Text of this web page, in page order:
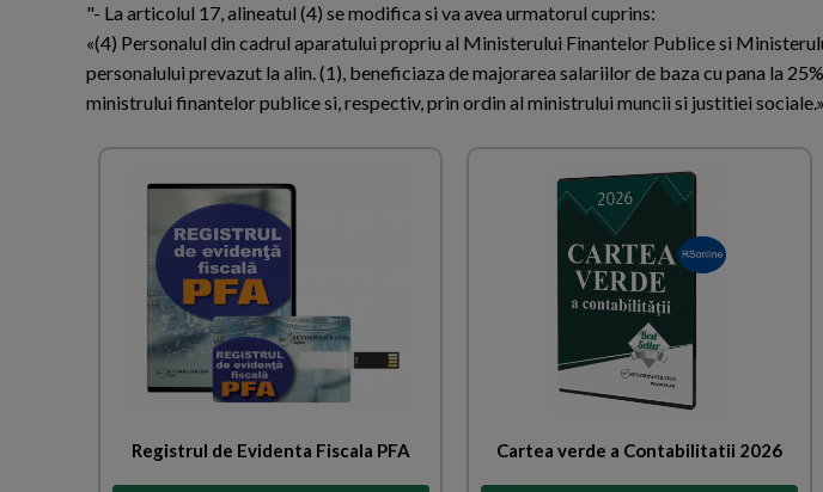
"- La articolul 17, alineatul (4) se modifica si va avea urmatorul cuprins:
«(4) Personalul din cadrul aparatului propriu al Ministerului Finantelor Publice si
personalului prevazut la alin. (1), beneficiaza de majorarea salariilor de baza cu pana la
ministrului finantelor publice si, respectiv, prin ordin al ministrului muncii si justitiei
Registrul de Evidenta Fiscala PFA Cartea verde a Contabilitatii 2026